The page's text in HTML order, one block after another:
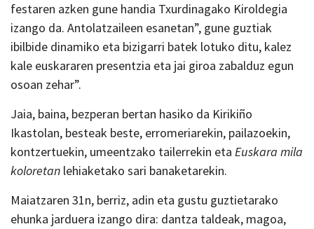
festaren azken gune handia Txurdinagako Kiroldegia
izango da. Antolatzaileen esanetan”, gune guztiak
ibilbide dinamiko eta bizigarri batek lotuko ditu, kalez
kale euskararen presentzia eta jai giroa zabalduz egun
osoan zehar”.
Jaia, baina, bezperan bertan hasiko da Kirikiño
Ikastolan, besteak beste, erromeriarekin, pailazoekin,
kontzertuekin, umeentzako tailerrekin eta Euskara mila
koloretan lehiaketako sari banaketarekin.
Maiatzaren 31n, berriz, adin eta gustu guztietarako
ehunka jarduera izango dira: dantza taldeak, magoa,